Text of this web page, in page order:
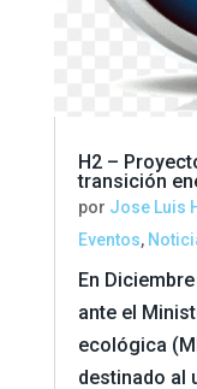
H2 –
transición
por Jose Luis
Eventos,
En
ante el
ecológica
destinado al